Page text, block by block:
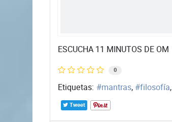
ESCUCHA 11 MINUTOS DE
0
Etiquetas: mantras filosofía
Tweet